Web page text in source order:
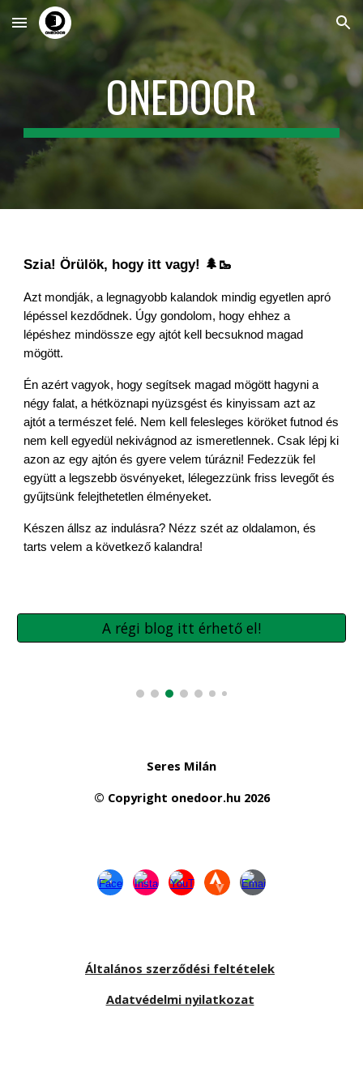
Skip to main content Skip to navigation
ONEDOOR
Szia! Örülök, hogy itt vagy! 🌲🥾
Azt mondják, a legnagyobb kalandok mindig egyetlen apró
lépéssel kezdődnek. Úgy gondolom, hogy ehhez a
lépéshez mindössze egy ajtót kell becsuknod magad
mögött.
Énazért vagyok, hogy segítsek magad mögött hagyni a
négy falat, a hétköznapi nyüzsgést és kinyissam azt az
ajtót a természet felé. Nem kell felesleges köröket futnod és
nem kell egyedül nekivágnod az ismeretlennek. Csak lépj ki
azon az egy ajtón és gyere velem túrázni! Fedezzük fel
együtt a legszebb ösvényeket, lélegezzünk friss levegőt és
gyűjtsünk felejthetetlen élményeket.
Készen állsz az indulásra? Nézz szét az oldalamon, és
tarts velem a következő kalandra!
A régi blog itt érhető el!
Seres Milán
© Copyright onedoor.hu2026
Általános szerződési feltételek
Adatvédelmi nyilatkozat